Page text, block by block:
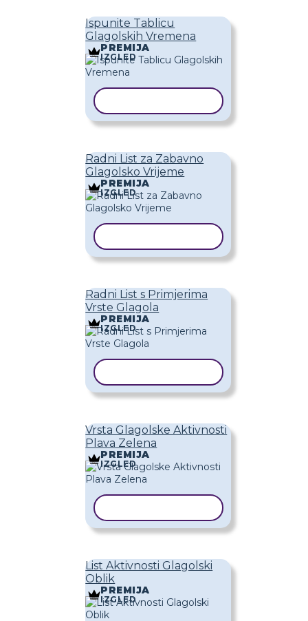
Ispunite Tablicu
Glagolskih Vremena
PREMIJA
IZGLED
Radni List za Zabavno
Glagolsko Vrijeme
PREMIJA
IZGLED
Radni List s Primjerima
Vrste Glagola
PREMIJA
IZGLED
Vrsta Glagolske Aktivnosti
Plava Zelena
PREMIJA
IZGLED
List Aktivnosti Glagolski
Oblik
PREMIJA
IZGLED